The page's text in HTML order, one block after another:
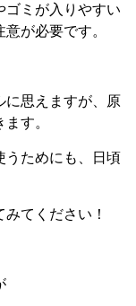
ゴミが入りやすい
が必要です。
に思えますが、原
す。
うためにも、日頃
てください！